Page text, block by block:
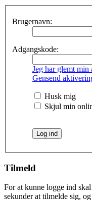
Brugernavn:
Adgangskode:
Jeg har glemt min
Gensend
Husk mig
Skjul min
Tilmeld
For at kunne logge ind
sekunder at tilmelde sig,